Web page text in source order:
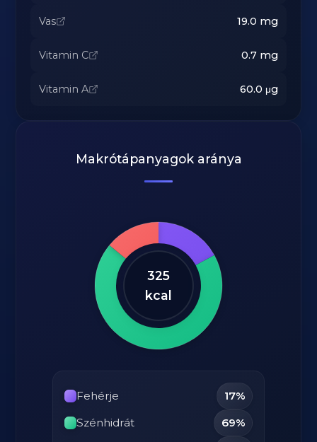
Vas 19.0 mg
Vitamin C 0.7mg
Vitamin A 60.0 μg
Makrótápanyagok aránya
325
kcal
Fehérje
17%
Szénhidrát
69%